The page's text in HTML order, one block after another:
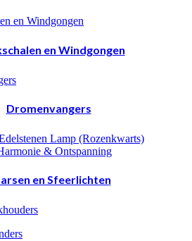
en Windgongen
Dromenvangers
en Sfeerlichten